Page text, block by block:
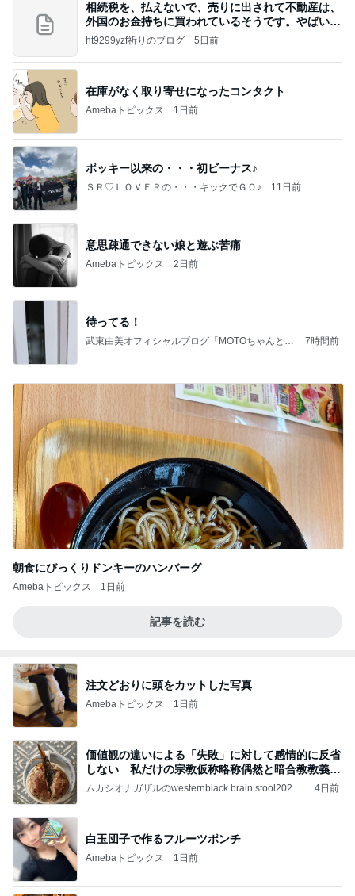
相続税を、払えないで、売りに出されて不動産は、
外国のお金持ちに買われているそうです。やばいで
すよ
ht9299yzf祈りのブログ 5日前
在庫がなく取り寄せになったコンタクト
Amebaトピックス 1日前
ポッキー以来の・・・初ビーナス♪
ＳＲ♡ＬＯＶＥＲの・・・キックでＧＯ♪ 11日前
意思疎通できない娘と遊ぶ苦痛
Amebaトピックス 2日前
待ってる！
武東由美オフィシャルブログ「MOTOちゃんとの
7時間前
朝食にびっくりドンキーのハンバーグ
Amebaトピックス 1日前
記事を読む
注文どおりに頭をカットした写真
Amebaトピックス 1日前
価値観の違いによる「失敗」に対して感情的に反省
しない 私だけの宗教仮称略称偶然と暗合教教義候
補
ムカシオナガザルのwesternblack brain stool2024
ガザル
4日前
白玉団子で作るフルーツポンチ
Amebaトピックス 1日前